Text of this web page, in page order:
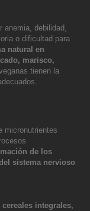
anemia, debilidad,
o dificultad para
natural en
marisco,
tienen la
micronutrientes
de los
sistema nervioso
integrales,